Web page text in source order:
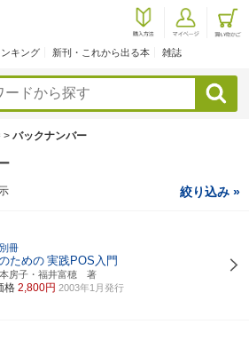
ンキング 新刊・これから出る本 雑誌
検索
> バックナンバー
絞り込み »
冊
ための 実践POS入門
房子・福井富穂 著
格 2,800円 2003年1月発行